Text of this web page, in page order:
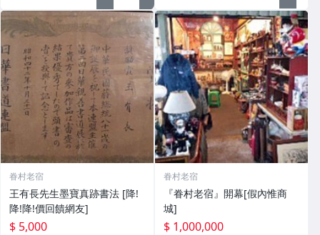
眷村老宿
王有長先生墨寶真跡書法 [降!
降!降!價回饋網友]
$ 5,000
眷村老宿
『眷村老宿』開幕[假內惟商
城]
$ 1,000,000